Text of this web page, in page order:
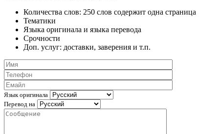
Количества слов: 250 слов содержит одна страница
Тематики
Языка оригинала и языка перевода
Срочности
Доп. услуг: доставки, заверения и т.п.
Язык оригинала
Перевод на